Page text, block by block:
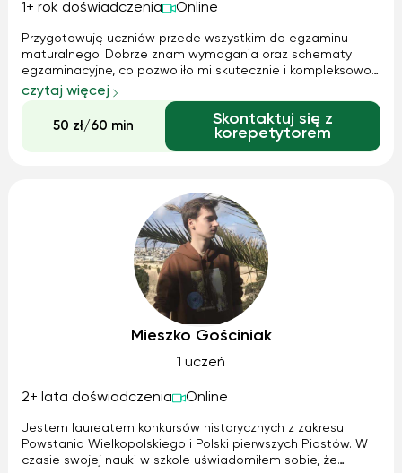
1+ rok doświadczenia Online
Przygotowuję uczniów przede wszystkim do egzaminu
maturalnego. Dobrze znam wymagania oraz schematy
egzaminacyjne, co pozwoliło mi skutecznie i kompleksowo
przygotowywać uczniów do osiągania satysfakcjonujących
wyników na maturze. W swojej pracy stawiam na
indywidualne podejście, systematyczne utrwalanie
materiału oraz rozwijanie umiejętności niezbędnych do
efektywnego rozwiązywania zadań egzaminacyjnych.
czytaj więcej
50 zł/60 min
Skontaktuj się z
korepetytorem
Mieszko Gościniak
1 uczeń
2+ lata doświadczenia Online
Jestem laureatem konkursów historycznych z zakresu
Powstania Wielkopolskiego i Polski pierwszych Piastów. W
czasie swojej nauki w szkole uświadomiłem sobie, że